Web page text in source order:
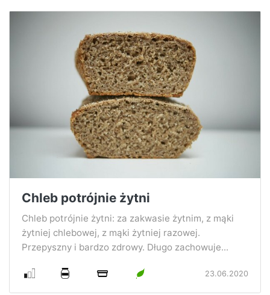
Chleb potrójnie żytni
Chleb potrójnie żytni: za zakwasie żytnim, z mąki
żytniej chlebowej, z mąki żytniej razowej.
Przepyszny i bardzo zdrowy. Długo zachowuje...
23.06.2020